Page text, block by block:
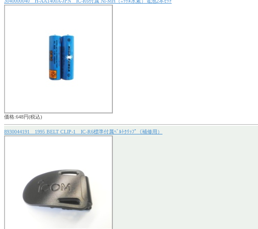
価格:648円(税込)
8930044191 1995 BELT CLIP-1 IC-R6標準付属ﾍﾞﾙﾄｸﾘｯﾌﾟ（補修用）